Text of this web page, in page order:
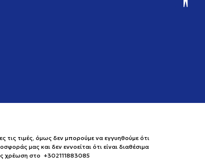
τιμές, όμως δεν μπορούμε να εγγυηθούμε ότι
μας και δεν εννοείται ότι είναι διαθέσιμα
χρέωση στο +302111883085